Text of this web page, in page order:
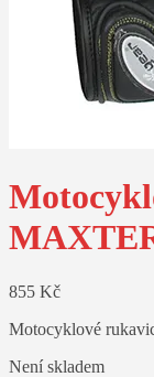
855 Kč
Motocyklové
Není skladem